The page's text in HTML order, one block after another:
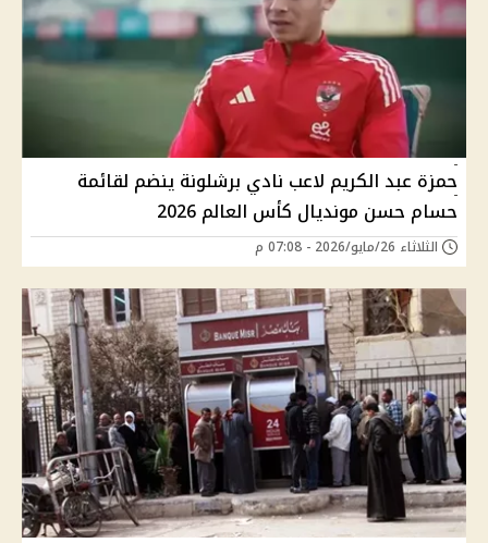
حمزة عبد الكريم لاعب نادي برشلونة ينضم لقائمة
حسام حسن مونديال كأس العالم 2026
الثلاثاء 26/مايو/2026 - 07:08 م